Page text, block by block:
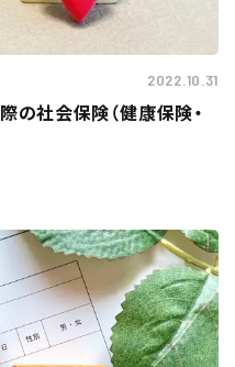
2022.10.31
社会保険（健康保険・